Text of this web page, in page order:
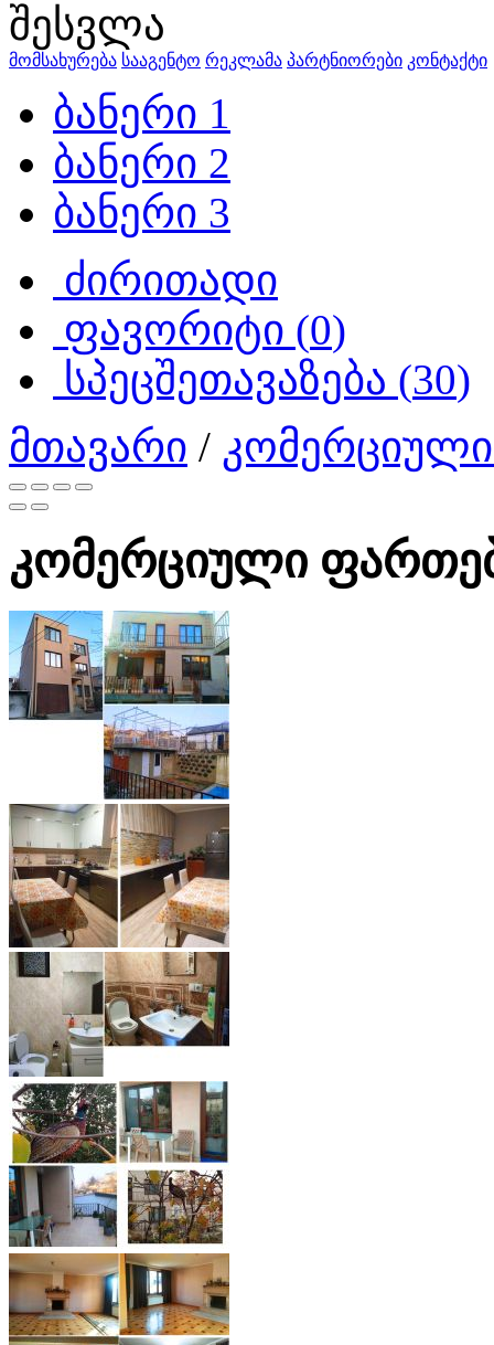
შესვლა
მომსახურება სააგენტო რეკლამა პარტნიორები კონტაქტი
ბანერი 1
ბანერი 2
ბანერი 3
ძირითადი
ფავორიტი (0)
სპეცშეთავაზება (30)
მთავარი /
კომერციული